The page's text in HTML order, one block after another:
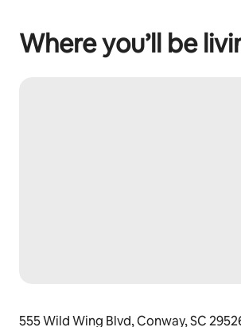
Where you’ll be
555 Wild Wing Blvd, Conway, SC